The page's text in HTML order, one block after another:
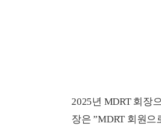
2025년 MDRT 회장
장은 ”MDRT 회원